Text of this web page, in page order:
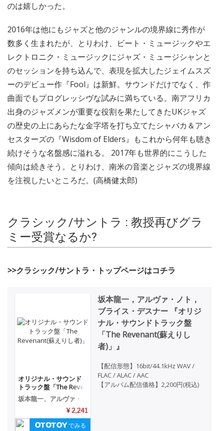
のは嬉しかった。
2016年は他にもジャズと他のジャンルの境界線に秀作が
数多く生まれたが、とりわけ、ビート・ミュージックやエ
レクトロニク・ミュージックにジャズ・ミュージシャンと
のセッションを持ち込んで、表現を拡大したジェイムスズ
ーのデビュー作『Fool』は新鮮。サウンドだけでなく、作
曲面でもプログレッシヴな試みに満ちている。南アフリカ
出身のジャズメンが重要な役割を果たしてきたUKジャズ
の歴史の上にあらたな金字塔を打ち立てたシャバカ＆アン
セスターズの『Wisdom of Elders』もこれから何年も聴き
続けそうな名盤感に溢れる。 2017年も世界的にこうした
傾向は続きそう。とりわけ、南米の音楽とジャズの境界線
を注視したいところだ。(高橋健太郎)
クラシック/サントラ : 教授再びグラ
ミー受賞なるか?
>>クラシック/サントラ・トップページはコチラ
オリジナル・サウンド
トラック盤「The Reve
nant(蘇えりし者)」
坂本龍一、アルヴァ・
ノト、ブライス・デス
¥ 2,241
でみる
坂本龍一，アルヴァ・ノト，
ブライス・デスナー 『オリジ
ナル・サウンドトラック盤
「The Revenant(蘇えりし
者)」』
【配信形態】16bit/44.1kHz WAV /
FLAC / ALAC / AAC
【アルバム配信価格】2,200円(税込)